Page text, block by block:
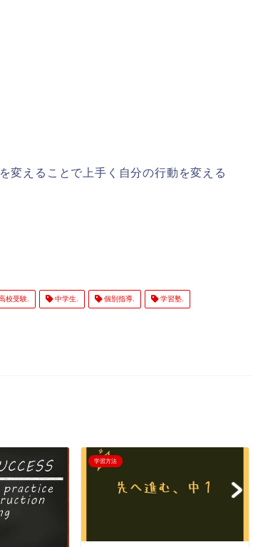
変えることで上手く自分の行動を変える
校受験. 中学生. 個別指導. 学習塾.
学習方法